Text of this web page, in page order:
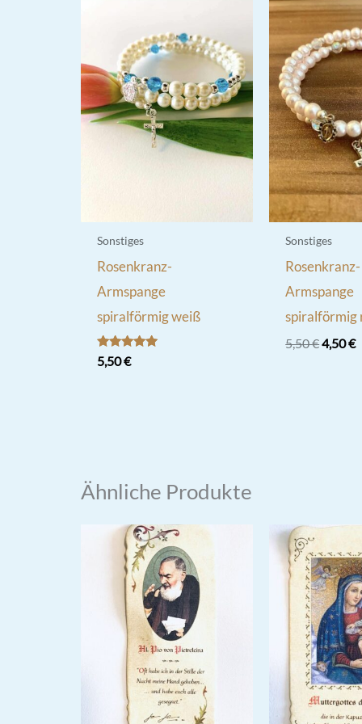
Sonstiges
Rosenkranz-
Armspange
spiralförmig weiß
Bewertet
mit
5,50€
Sonstiges
Rosenkranz-
Armspange
spiralförmig
5,50€4,50€
Ähnliche Produkte